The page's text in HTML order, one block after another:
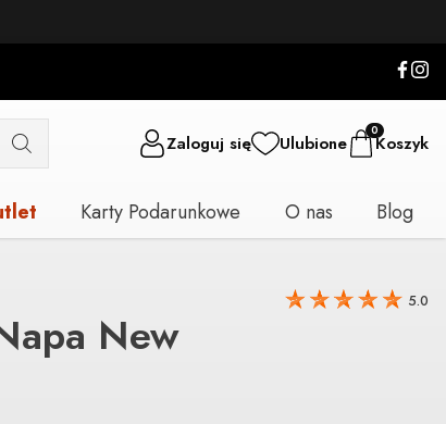
Zaloguj się Ulubione
0
Koszyk
Karty Podarunkowe O nas Blog
5.0
New